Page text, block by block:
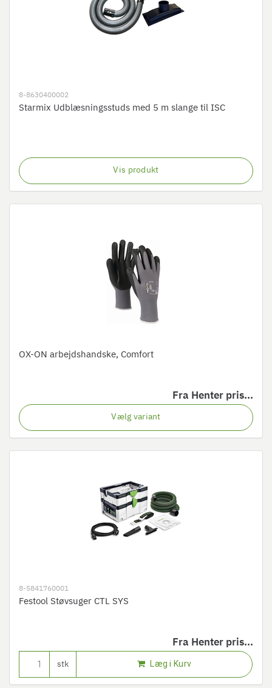
8-8630400002
Starmix Udblæsningsstuds med 5 m slange til ISC
Vis produkt
OX-ON arbejdshandske, Comfort
Fra Henter pris...
Vælg variant
8-5841760001
Festool Støvsuger CTL SYS
Fra Henter pris...
stk Læg i Kurv